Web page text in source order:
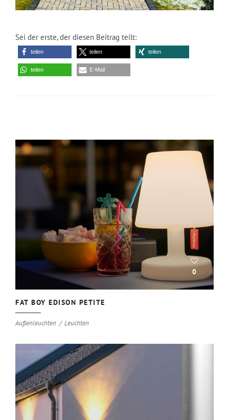
Sei der erste, der diesen Beitrag teilt:
teilen teilen teilen
teilen E-Mail
0
FAT BOY EDISON PETITE
Außenleuchten Leuchten